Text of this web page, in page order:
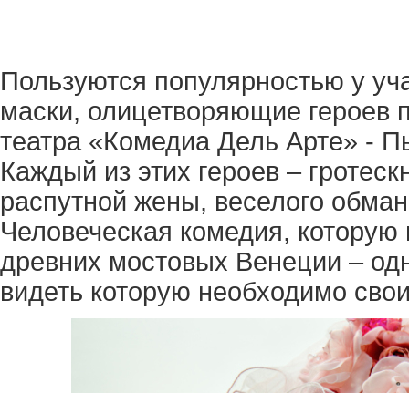
Пользуются популярностью у
маски, олицетворяющие героев
театра «Комедиа Дель Арте» -
Каждый из этих героев –
распутной жены, веселого
Человеческая комедия,
древних мостовых Венеции –
видеть которую необходимо